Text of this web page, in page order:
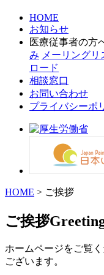
HOME
お知らせ
医療従事者の方
み メーリング
ロード
相談窓口
お問い合わせ
プライバシーポ
HOME > ご挨拶
ご挨拶
ホームページをご覧
ございます。